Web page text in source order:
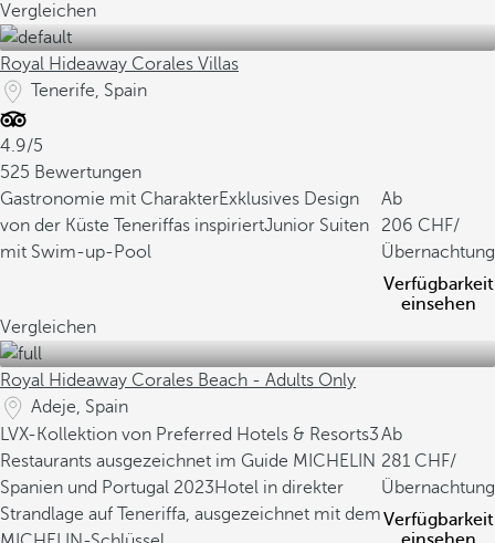
Vergleichen
Royal Hideaway Corales Villas
Tenerife, Spain
4.9/5
525 Bewertungen
Gastronomie mit CharakterExklusives Design
von der Küste Teneriffas inspiriertJunior Suiten
mit Swim-up-Pool
Ab
206
/
Übernachtung
Verfügbarkeit
einsehen
Vergleichen
Royal Hideaway Corales Beach - Adults Only
Adeje, Spain
LVX-Kollektion von Preferred Hotels & Resorts3
Restaurants ausgezeichnet im Guide MICHELIN
Spanien und Portugal 2023Hotel in direkter
Strandlage auf Teneriffa, ausgezeichnet mit dem
Ab
281
/
Übernachtung
Verfügbarkeit